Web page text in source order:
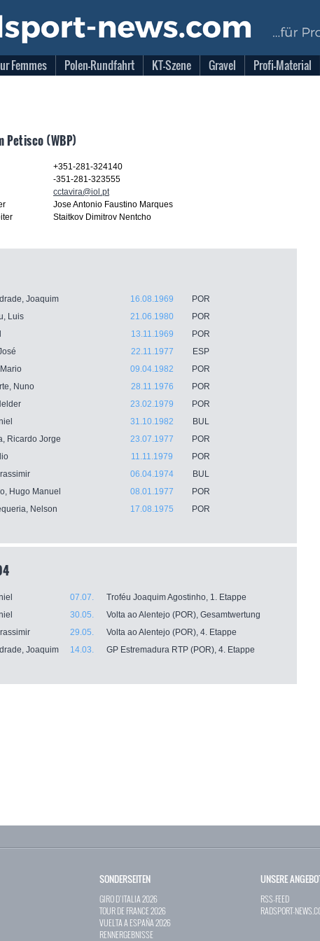
Femmes Polen-Rundfahrt KT-Szene Gravel Profi-Material
Petisco (WBP)
+351-281-324140
-351-281-323555
cctavira@iol.pt
Jose Antonio Faustino Marques
Staitkov Dimitrov Nentcho
Joaquim 16.08.1969
POR
Luis
21.06.1980
POR
13.11.1969
POR
22.11.1977
ESP
09.04.1982
POR
Nuno
28.11.1976
POR
23.02.1979
POR
31.10.1982
BUL
Ricardo Jorge
23.07.1977
POR
11.11.1979
POR
06.04.1974
BUL
Hugo Manuel
08.01.1977
POR
Nelson
17.08.1975 POR
Troféu Joaquim Agostinho, 1. Etappe
07.07.
Volta ao Alentejo (POR), Gesamtwertung
30.05.
Volta ao Alentejo (POR), 4. Etappe
29.05.
Joaquim
GP Estremadura RTP (POR), 4. Etappe
14.03.
SONDERSEITEN
GIRO D`ITALIA 2026
TOUR DE FRANCE 2026
VUELTA A ESPAÑA 2026
RENNERGEBNISSE
UNSERE
RSS-FEED
RADSPORT-